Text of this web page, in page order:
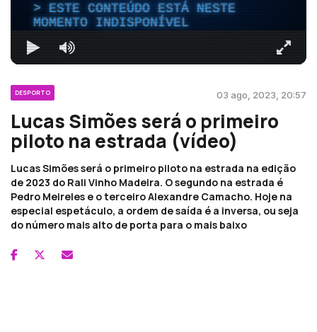
ESTE CONTEÚDO ESTÁ NESTE
MOMENTO INDISPONÍVEL
DESPORTO 03 ago, 2023, 20:57
Lucas Simões será o primeiro
piloto na estrada (vídeo)
Lucas Simões será o primeiro piloto na estrada na edição
de 2023 do Rali Vinho Madeira. O segundo na estrada é
Pedro Meireles e o terceiro Alexandre Camacho. Hoje na
especial espetáculo, a ordem de saída é a inversa, ou seja
do número mais alto de porta para o mais baixo